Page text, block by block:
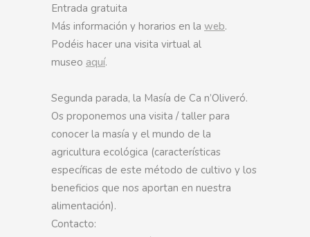
Entrada gratuita
Más información y horarios en la web.
Podéis hacer una visita virtual al
museo aquí.
Segunda parada, la Masía de Ca n’Oliveró.
Os proponemos una visita / taller para
conocer la masía y el mundo de la
agricultura ecológica (características
específicas de este método de cultivo y los
beneficios que nos aportan en nuestra
alimentación).
Contacto: